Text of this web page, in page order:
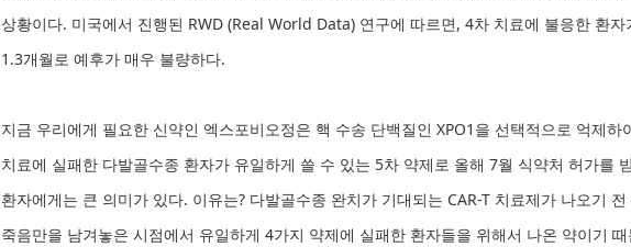
상황이다. 미국에서 진행된 RWD (Real World Data) 연구에 따르면, 4차 치료에 불응한 환
1.3개월로 예후가 매우 불량하다.
지금 우리에게 필요한 신약인 엑스포비오정은 핵 수송 단백질인 XPO1을 선택적으로 억제
치료에 실패한 다발골수종 환자가 유일하게 쓸 수 있는 5차 약제로 올해 7월 식약처 허가를
환자에게는 큰 의미가 있다. 이유는? 다발골수종 완치가 기대되는 CAR-T 치료제가 나오기
죽음만을 남겨놓은 시점에서 유일하게 4가지 약제에 실패한 환자들을 위해서 나온 약이기